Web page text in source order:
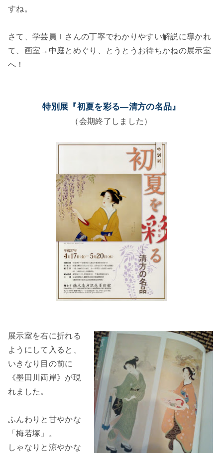
すね。
さて、学芸員Ｉさんの丁寧でわかりやすい解説に導かれ
て、画室→中庭とめぐり、とうとうお待ちかねの展示室
へ！
特別展『初夏を彩る―清方の名品』
（会期終了しました）
展示室を右に折れる
ようにして入ると、
いきなり目の前に
《墨田川両岸》が現
れました。
ふんわりと甘やかな
「梅若塚」。
しゃなりと涼やかな